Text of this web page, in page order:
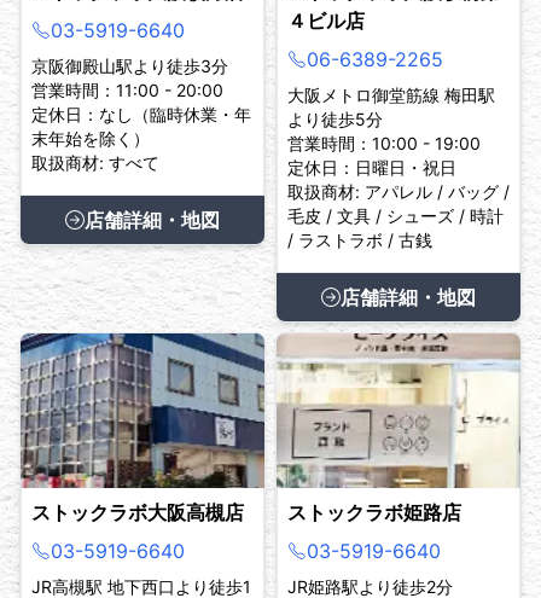
03-5919-6640
京阪御殿山駅より徒歩3分
営業時間：11:00 - 20:00
定休日：なし（臨時休業・年
末年始を除く）
取扱商材: すべて
店舗詳細・地図
４ビル店
06-6389-2265
大阪メトロ御堂筋線 梅田駅
より徒歩5分
営業時間：10:00 - 19:00
定休日：日曜日・祝日
取扱商材: アパレル / バッグ /
毛皮 / 文具 / シューズ / 時計
/ ラストラボ / 古銭
店舗詳細・地図
ストックラボ大阪高槻店
03-5919-6640
JR高槻駅 地下西口より徒歩1
ストックラボ姫路店
03-5919-6640
JR姫路駅より徒歩2分